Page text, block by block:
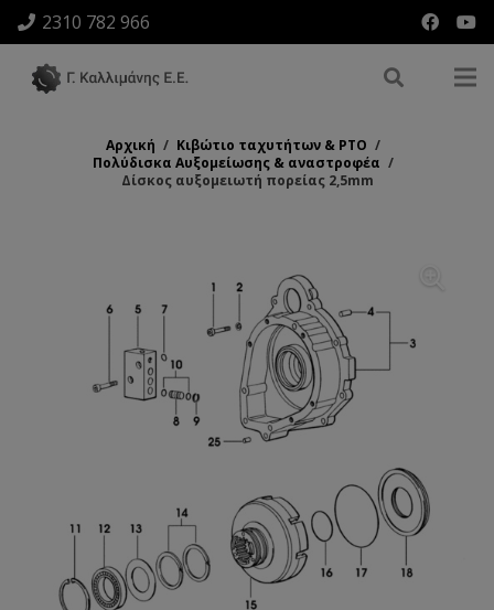
2310 782 966
Αρχική / Κιβώτιο ταχυτήτων & ΡΤΟ /
Πολύδισκα Αυξομείωσης & αναστροφέα /
Δίσκος αυξομειωτή πορείας 2,5mm